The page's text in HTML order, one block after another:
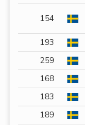
154
193
259
168
183
189